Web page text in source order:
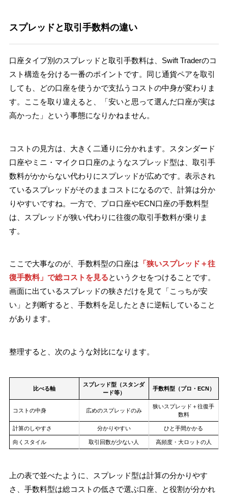
スプレッドと取引手数料の違い
口座タイプ別のスプレッドと取引手数料は、Swift Traderのコ
スト構造を分ける一番のポイントです。同じ通貨ペアを取引
しても、どの口座を使うかで支払うコストの中身が変わりま
す。ここを取り違えると、「安いと思って選んだ口座が実は
高かった」という事態になりかねません。
コストの見方は、大きく二通りに分かれます。スタンダード
口座やミニ・マイクロ口座のようなスプレッド型は、取引手
数料がかからない代わりにスプレッドが広めです。表示され
ているスプレッドがそのままコストになるので、計算は分か
りやすいですね。一方で、プロ口座やECN口座の手数料型
は、スプレッドが狭い代わりに往復の取引手数料が乗りま
す。
ここで大事なのが、手数料型の口座は 「狭いスプレッド＋往
復手数料」で総コストを見るというクセをつけることです。
画面に出ているスプレッドの狭さだけを見て「こっちが安
い」と判断すると、手数料を足したときに逆転していること
があります。
整理すると、次のような対比になります。
比べる軸
スプレッド型（スタンダ
ード等）
手数料型（プロ・ECN）
コストの中身 広めのスプレッドのみ
狭いスプレッド＋往復手
数料
計算のしやすさ 分かりやすい ひと手間かかる
向くスタイル 取引回数が少ない人 高頻度・大ロットの人
上の表で並べたように、スプレッド型は計算の分かりやす
さ、手数料型は総コストの低さで選ぶ口座、と役割が分かれ